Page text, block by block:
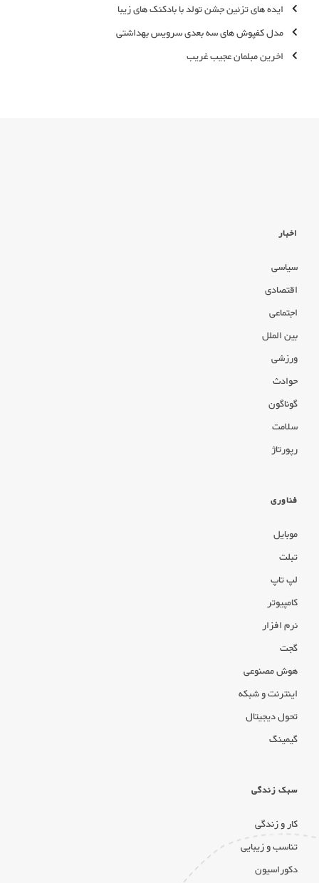
ایده های تزئین جشن تولد با بادکنک های زیبا
مدل کفپوش های سه بعدی سرویس بهداشتی
اخرین مبلمان عجیب غریب
اخبار
سیاسی
اقتصادی
اجتماعی
بین الملل
ورزشی
حوادث
گوناگون
سلامت
رپورتاژ
فناوری
موبایل
تبلت
لپ تاپ
کامپیوتر
نرم افزار
گجت
هوش مصنوعی
اینترنت و شبکه
تحول دیجیتال
گیمینگ
سبک زندگی
کار و زندگی
تناسب و زیبایی
دکوراسیون